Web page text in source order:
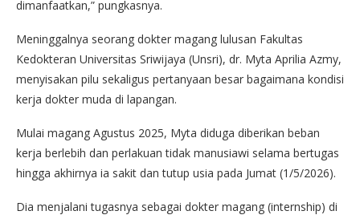
dimanfaatkan,” pungkasnya.
Meninggalnya seorang dokter magang lulusan Fakultas
Kedokteran Universitas Sriwijaya (Unsri), dr. Myta Aprilia Azmy,
menyisakan pilu sekaligus pertanyaan besar bagaimana kondisi
kerja dokter muda di lapangan.
Mulai magang Agustus 2025, Myta diduga diberikan beban
kerja berlebih dan perlakuan tidak manusiawi selama bertugas
hingga akhirnya ia sakit dan tutup usia pada Jumat (1/5/2026).
Dia menjalani tugasnya sebagai dokter magang (internship) di